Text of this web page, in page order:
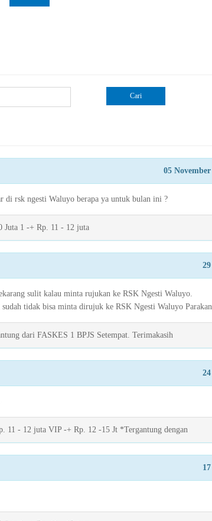
Cari
05 November
di rsk ngesti Waluyo berapa ya untuk bulan ini ?
Juta 1 -+ Rp. 11 - 12 juta
sulit kalau minta rujukan ke RSK Ngesti Waluyo.
tidak bisa minta dirujuk ke RSK Ngesti Waluyo
dari FASKES 1 BPJS Setempat. Terimakasih
11 - 12 juta VIP -+ Rp. 12 -15 Jt *Tergantung dengan